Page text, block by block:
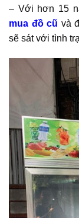
– Với hơn 15
mua đồ cũ và
sẽ sát với tình